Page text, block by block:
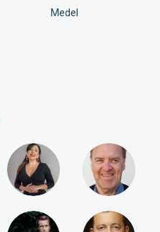
Medel